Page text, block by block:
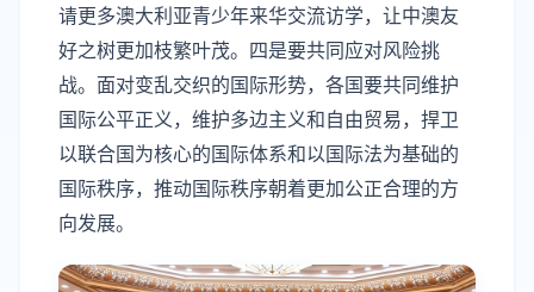
请更多澳大利亚青少年来华交流访学，让中澳友
好之树更加枝繁叶茂。四是要共同应对风险挑
战。面对变乱交织的国际形势，各国要共同维护
国际公平正义，维护多边主义和自由贸易，捍卫
以联合国为核心的国际体系和以国际法为基础的
国际秩序，推动国际秩序朝着更加公正合理的方
向发展。